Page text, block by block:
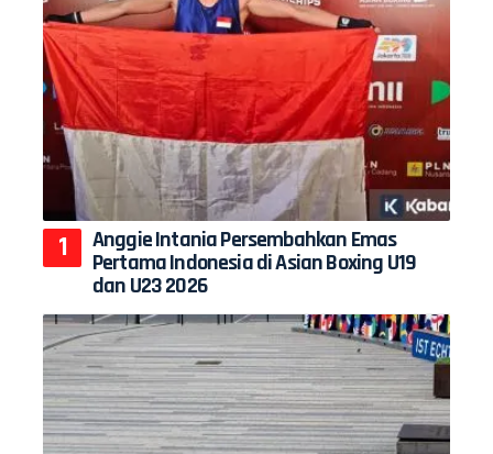
Anggie Intania Persembahkan Emas
Pertama Indonesia di Asian Boxing U19
dan U23 2026